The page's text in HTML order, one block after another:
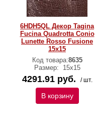
6HDH5QL Декор Tagina
Fucina Quadrotta Conio
Lunette Rosso Fusione
15x15
Код товара:8635
Размер:
15x15
4291.91 руб. / шт.
В корзину